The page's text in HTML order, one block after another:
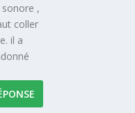
,
coller
il a